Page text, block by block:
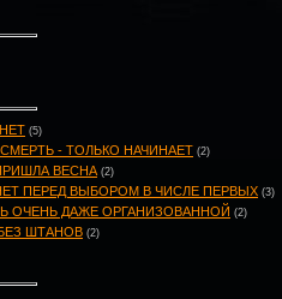
(5)
- ТОЛЬКО НАЧИНАЕТ (2)
ВЕСНА (2)
ПЕРЕД ВЫБОРОМ В ЧИСЛЕ ПЕРВЫХ (3)
ОЧЕНЬ ДАЖЕ ОРГАНИЗОВАННОЙ (2)
ШТАНОВ (2)